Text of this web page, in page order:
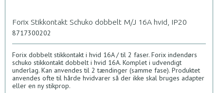
Forix Stikkontakt Schuko dobbelt M/J 16A hvid, IP20
8717300202
Forix dobbelt stikkontakt i hvid 16A / til 2 faser. Forix indendørs
schuko stikkontakt dobbelt i hvid 16A. Komplet i udvendigt
underlag. Kan anvendes til 2 tændinger (samme fase). Produktet
anvendes ofte til hårde hvidvarer så der ikke skal bruges adapter
eller en ny stikprop.